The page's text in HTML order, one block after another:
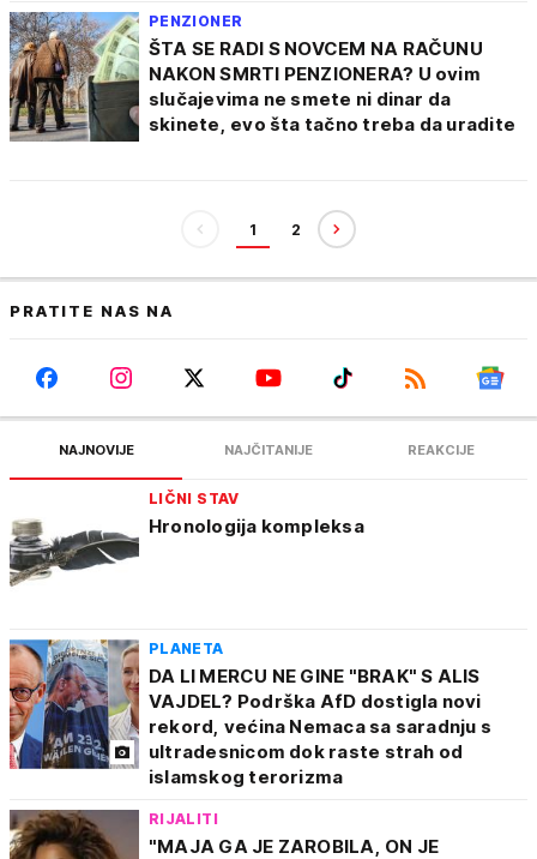
PENZIONER
ŠTA SE RADI S NOVCEM NA RAČUNU
NAKON SMRTI PENZIONERA? U ovim
slučajevima ne smete ni dinar da
skinete, evo šta tačno treba da uradite
1 2
PRATITE NAS NA
NAJNOVIJE NAJČITANIJE REAKCIJE
LIČNI STAV
Hronologija kompleksa
PLANETA
DA LI MERCU NE GINE "BRAK" S ALIS
VAJDEL? Podrška AfD dostigla novi
rekord, većina Nemaca sa saradnju s
ultradesnicom dok raste strah od
islamskog terorizma
RIJALITI
"MAJA GA JE ZAROBILA, ON JE